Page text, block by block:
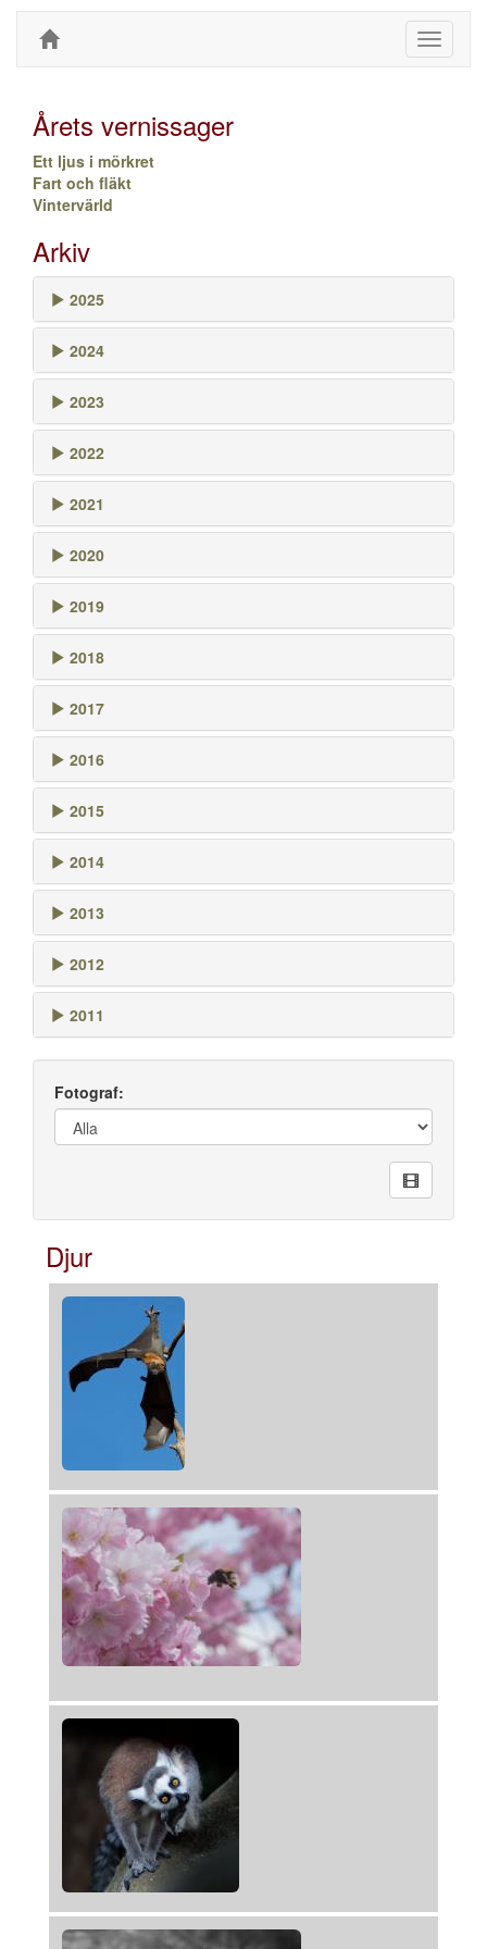
Toggle
Årets vernissager
Ett ljus i mörkret
Fart och fläkt
Vintervärld
Arkiv
2025
2024
2023
2022
2021
2020
2019
2018
2017
2016
2015
2014
2013
2012
2011
Fotograf:
Djur